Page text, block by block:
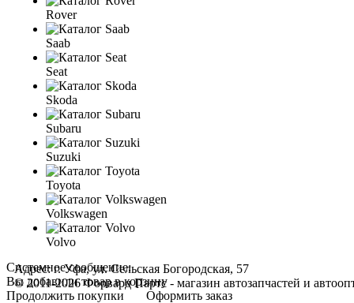
Rover
Saab
Seat
Skoda
Subaru
Suzuki
Toyota
Volkswagen
Volvo
Адрес: г. Уфа, ул. Сельская Богородская, 57
© 2011-2026 Форвард Партс - магазин автозапчастей и
Системное сообщение:
Вы добавили товар в корзину
Продолжить покупки
Оформить заказ